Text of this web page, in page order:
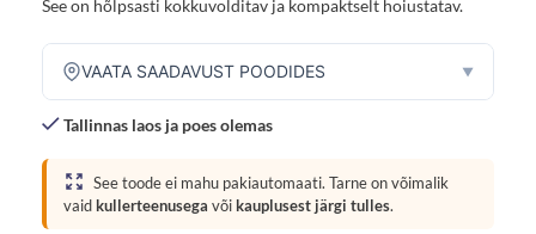
See on hõlpsasti kokkuvolditav ja kompaktselt hoiustatav.
VAATA SAADAVUST POODIDES ▼
Tallinnas laos ja poes olemas
See toode ei mahu pakiautomaati. Tarne on võimalik
vaidkullerteenusega võikauplusest järgi tulles.